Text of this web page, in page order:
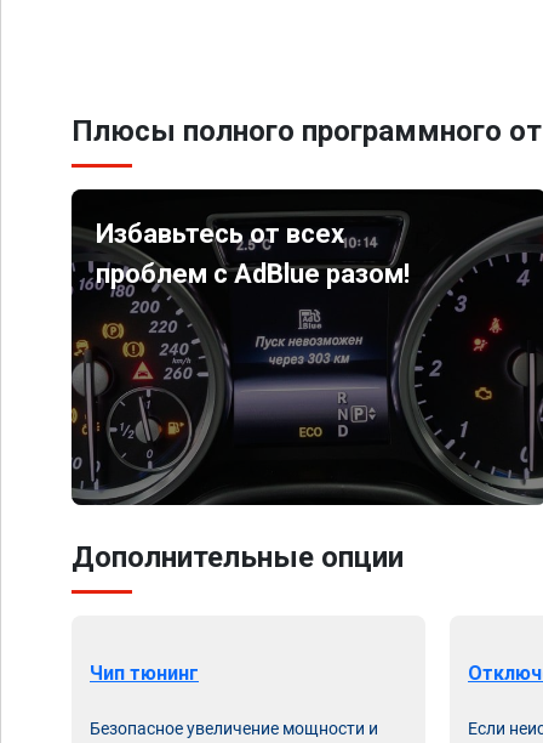
Плюсы полного программного
Избавьтесь от всех
проблем с AdBlue разом!
Дополнительные опции
Чип тюнинг
Безопасное увеличение мощности и
Если